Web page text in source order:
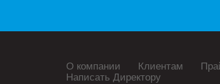
О компании Клиентам
Написать Директору